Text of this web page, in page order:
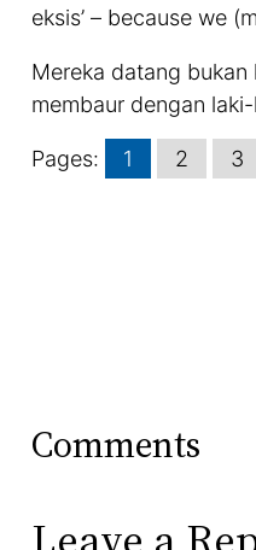
eksis’ – because we
Mereka datang
membaur dengan
Pages: 1 2 3
Comments